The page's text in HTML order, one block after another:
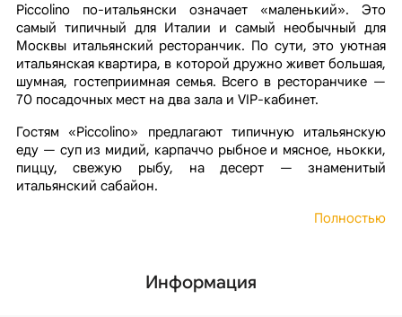
Piccolino по-итальянски означает «маленький». Это
самый типичный для Италии и самый необычный для
Москвы итальянский ресторанчик. По сути, это уютная
итальянская квартира, в которой дружно живет большая,
шумная, гостеприимная семья. Всего в ресторанчике —
70 посадочных мест на два зала и VIP-кабинет.
Гостям «Piccolino» предлагают типичную итальянскую
еду — суп из мидий, карпаччо рыбное и мясное, ньокки,
пиццу, свежую рыбу, на десерт — знаменитый
итальянский сабайон.
Полностью
Информация